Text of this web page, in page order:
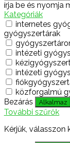
írja be és nyomja
Kategóriák
internetes
gyógyszertárak
intézeti
intézeti
közforgalmú
Bezárás
Alkalmaz
További szűrők
Kérjük,